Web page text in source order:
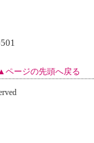
ページの先頭へ戻る